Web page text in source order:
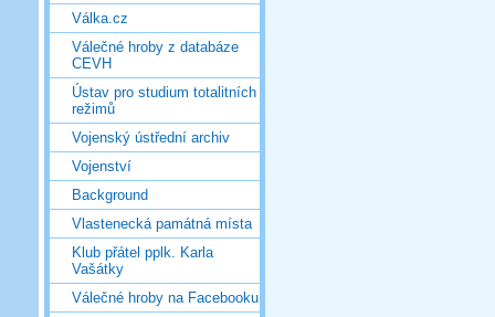
Válka.cz
Válečné hroby z databáze
CEVH
Ústav pro studium totalitních
režimů
Vojenský ústřední archiv
Vojenství
Background
Vlastenecká památná místa
Klub přátel pplk. Karla
Vašátky
Válečné hroby na Facebooku